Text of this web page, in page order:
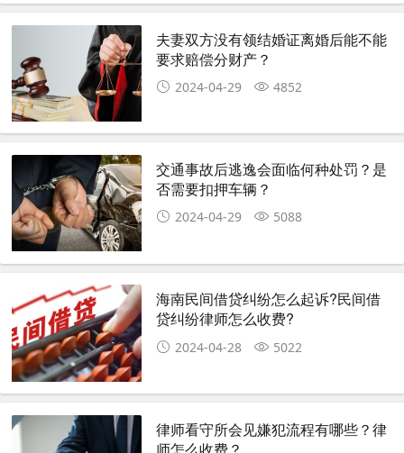
夫妻双方没有领结婚证离婚后能不能
要求赔偿分财产？
2024-04-29 4852
交通事故后逃逸会面临何种处罚？是
否需要扣押车辆？
2024-04-29 5088
海南民间借贷纠纷怎么起诉?民间借
贷纠纷律师怎么收费?
2024-04-28 5022
律师看守所会见嫌犯流程有哪些？律
师怎么收费？